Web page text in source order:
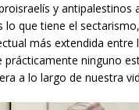
y antipalestinos
lo que tiene el
más extendida entre
prácticamente ninguno
a lo largo de nuestra